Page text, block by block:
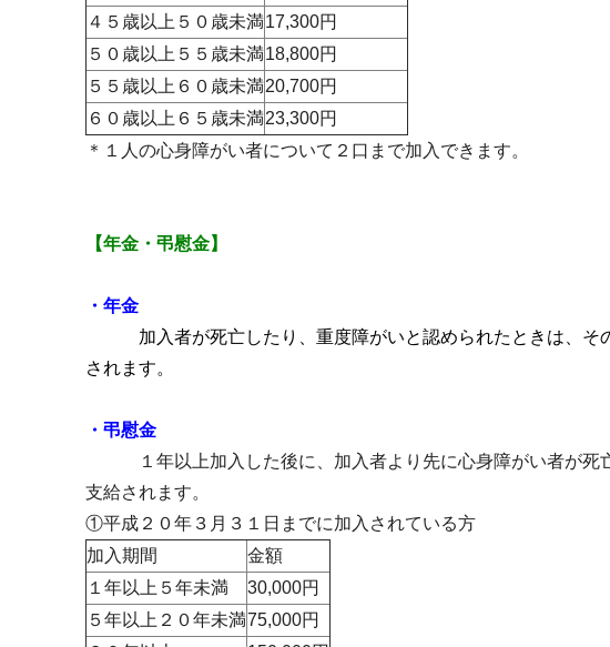
４５歳以上５０歳未満17,300円
５０歳以上５５歳未満18,800円
５５歳以上６０歳未満20,700円
６０歳以上６５歳未満23,300円
＊１人の心身障がい者について２口まで加入できます。
【年金・弔慰金】
・年金
加入者が死亡したり、重度障がいと認められたときは、
されます。
・弔慰金
１年以上加入した後に、加入者より先に心身障がい者が
支給されます。
①平成２０年３月３１日までに加入されている方
加入期間
金額
１年以上５年未満
30,000円
５年以上２０年未満75,000円